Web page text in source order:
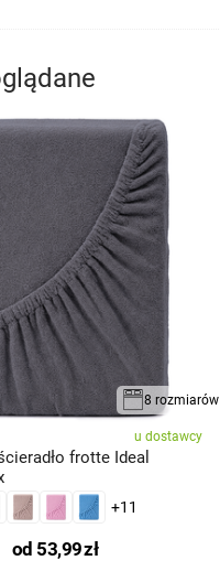
8 rozmiarów
u dostawcy
frotte Ideal
+11
od 53,99zł